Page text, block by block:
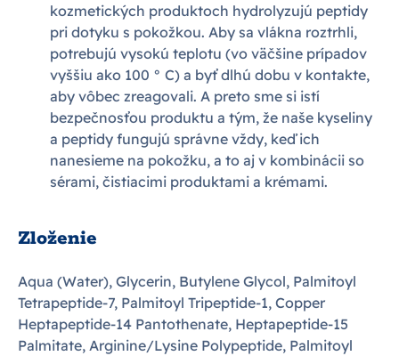
kozmetických produktoch hydrolyzujú peptidy
pri dotyku s pokožkou. Aby sa vlákna roztrhli,
potrebujú vysokú teplotu (vo väčšine prípadov
vyššiu ako 100 ° C) a byť dlhú dobu v kontakte,
aby vôbec zreagovali. A preto sme si istí
bezpečnosťou produktu a tým, že naše kyseliny
a peptidy fungujú správne vždy, keď ich
nanesieme na pokožku, a to aj v kombinácii so
sérami, čistiacimi produktami a krémami.
Zloženie
Aqua (Water), Glycerin, Butylene Glycol, Palmitoyl
Tetrapeptide-7, Palmitoyl Tripeptide-1, Copper
Heptapeptide-14 Pantothenate, Heptapeptide-15
Palmitate, Arginine/Lysine Polypeptide, Palmitoyl